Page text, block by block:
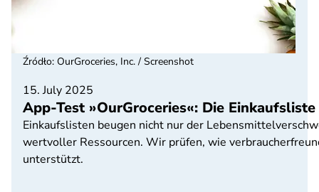
15. July 2025
App-Test »OurGroceries«: Die
Einkaufslisten beugen nicht nur der
wertvoller Ressourcen. Wir prüfen, wie
unterstützt.
Źródło: OurGroceries, Inc. / Screenshot